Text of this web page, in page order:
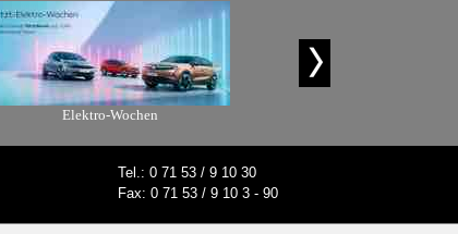
Elektro-Wochen
Tel.: 0 71 53 / 9 10 30
Fax: 0 71 53 / 9 10 3 - 90